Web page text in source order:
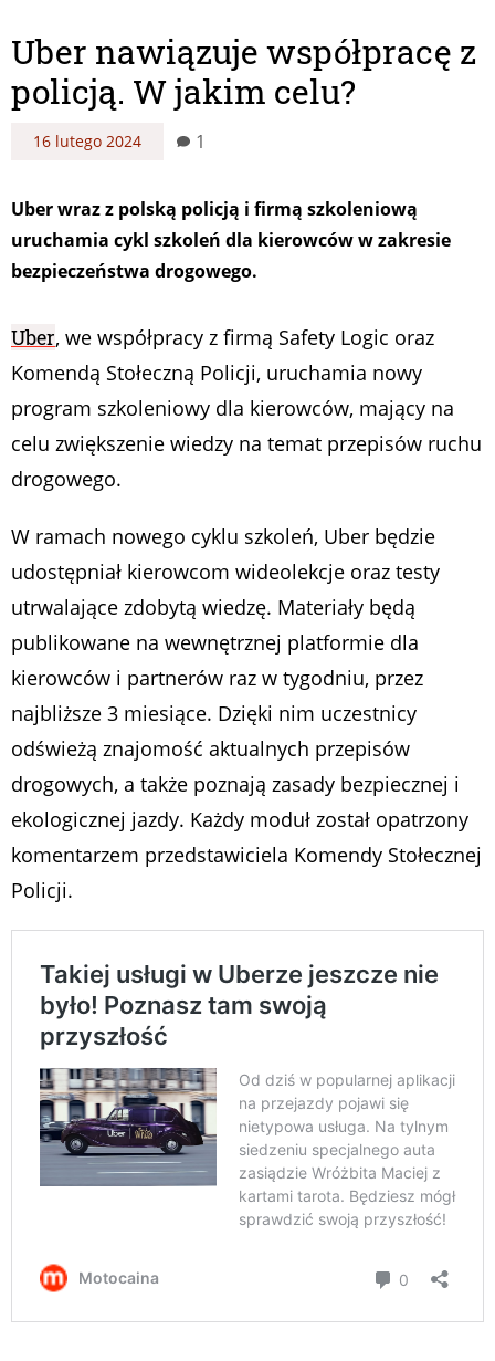
Uber nawiązuje współpracę z
policją. W jakim celu?
16 lutego 2024 1
Uber wraz z polską policją i firmą szkoleniową
uruchamia cykl szkoleń dla kierowców w zakresie
bezpieczeństwa drogowego.
Uber, we współpracy z firmą Safety Logic oraz
Komendą Stołeczną Policji, uruchamia nowy
program szkoleniowy dla kierowców, mający na
celu zwiększenie wiedzy na temat przepisów ruchu
drogowego.
W ramach nowego cyklu szkoleń, Uber będzie
udostępniał kierowcom wideolekcje oraz testy
utrwalające zdobytą wiedzę. Materiały będą
publikowane na wewnętrznej platformie dla
kierowców i partnerów raz w tygodniu, przez
najbliższe 3 miesiące. Dzięki nim uczestnicy
odświeżą znajomość aktualnych przepisów
drogowych, a także poznają zasady bezpiecznej i
ekologicznej jazdy. Każdy moduł został opatrzony
komentarzem przedstawiciela Komendy Stołecznej
Policji.